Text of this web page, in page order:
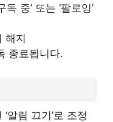
중’ 또는 ‘팔로잉’
해지
종료됩니다.
알림 끄기’로 조정